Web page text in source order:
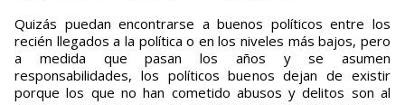
Quizás puedan encontrarse a buenos políticos entre los
recién llegados a la política o en los niveles más bajos, pero
a medida que pasan los años y se asumen
responsabilidades, los políticos buenos dejan de existir
porque los que no han cometido abusos y delitos son al